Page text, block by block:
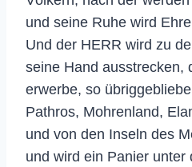
und seine Ruhe wird
Und der HERR wird zu
seine Hand ausstrecken,
erwerbe, so
Pathros, Mohrenland,
und von den Inseln des
und wird ein Panier unter